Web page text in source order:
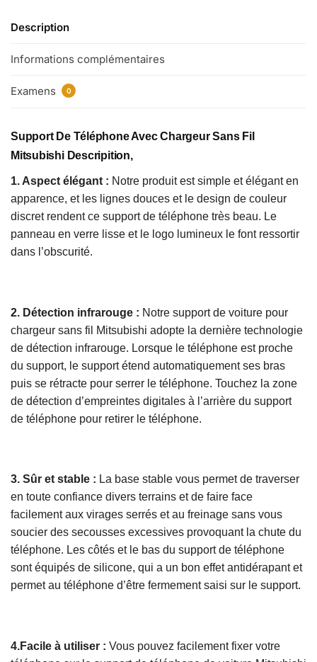
Description
Informations complémentaires
Examens 0
Support De Téléphone Avec Chargeur Sans Fil
Mitsubishi Descripition,
1. Aspect élégant : Notre produit est simple et élégant en
apparence, et les lignes douces et le design de couleur
discret rendent ce support de téléphone très beau. Le
panneau en verre lisse et le logo lumineux le font ressortir
dans l’obscurité.
2. Détection infrarouge : Notre support de voiture pour
chargeur sans fil Mitsubishi adopte la dernière technologie
de détection infrarouge. Lorsque le téléphone est proche
du support, le support étend automatiquement ses bras
puis se rétracte pour serrer le téléphone. Touchez la zone
de détection d’empreintes digitales à l’arrière du support
de téléphone pour retirer le téléphone.
3. Sûr et stable : La base stable vous permet de traverser
en toute confiance divers terrains et de faire face
facilement aux virages serrés et au freinage sans vous
soucier des secousses excessives provoquant la chute du
téléphone. Les côtés et le bas du support de téléphone
sont équipés de silicone, qui a un bon effet antidérapant et
permet au téléphone d’être fermement saisi sur le support.
4.Facile à utiliser : Vous pouvez facilement fixer votre